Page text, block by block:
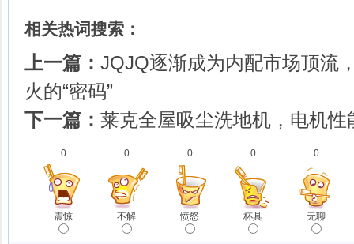
相关热词搜索：
上一篇： JQJQ逐渐成为内配市场顶流
火的“密码”
下一篇： 莱克全屋吸尘洗地机，电机
0
震惊
0
不解
0
愤怒
0
杯具
0
无聊